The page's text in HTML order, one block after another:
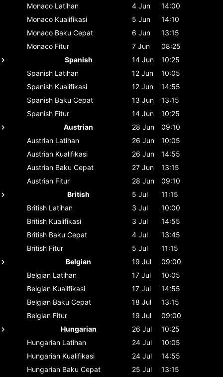
Monaco Latihan 4 Jun
14:00
Monaco Kualifikasi 5 Jun
14:10
Monaco Baku Cepat 6 Jun
13:15
Monaco Fitur 7 Jun
08:25
Spanish
14 Jun
10:25
Spanish Latihan 12 Jun
10:05
Spanish Kualifikasi 12 Jun
14:55
Spanish Baku Cepat 13 Jun
13:15
Spanish Fitur 14 Jun
10:25
Austrian
28 Jun
09:10
Austrian Latihan 26 Jun
10:05
Austrian Kualifikasi 26 Jun
14:55
Austrian Baku Cepat 27 Jun
13:15
Austrian Fitur 28 Jun
09:10
British
5 Jul
11:15
British Latihan 3 Jul
10:00
British Kualifikasi 3 Jul
14:55
British Baku Cepat 4 Jul
13:45
British Fitur 5 Jul
11:15
Belgian
19 Jul
09:00
Belgian Latihan 17 Jul
10:05
Belgian Kualifikasi 17 Jul
14:55
Belgian Baku Cepat 18 Jul
13:15
Belgian Fitur 19 Jul
09:00
Hungarian
26 Jul
10:25
Hungarian Latihan 24 Jul
10:05
Hungarian Kualifikasi 24 Jul
14:55
Hungarian Baku Cepat 25 Jul
13:15